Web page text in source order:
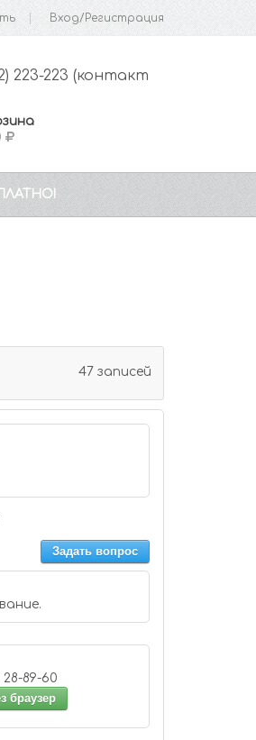
Вход/Регистрация
223-223 (контакт
47 записей
Задать вопрос
+7 (3952) 28-89-60
браузер